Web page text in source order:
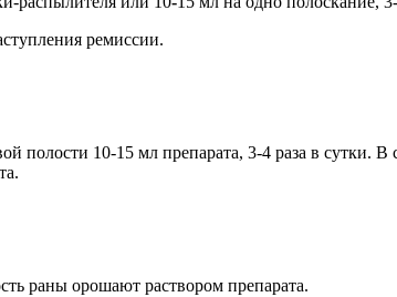
ремиссии.
полости 10-15 мл препарата, 3-4 раза в сутки.
раны орошают раствором препарата.